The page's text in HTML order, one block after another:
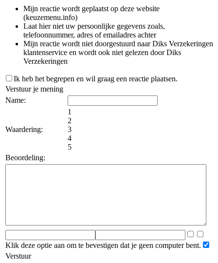
Mijn reactie wordt geplaatst op deze website
(keuzemenu.info)
Laat hier niet uw persoonlijke gegevens zoals,
telefoonnummer, adres of emailadres achter
Mijn reactie wordt niet doorgestuurd naar Diks Verzekeringen
klantenservice en wordt ook niet gelezen door Diks
Verzekeringen
Ik heb het begrepen en wil graag een reactie plaatsen.
Verstuur je mening
Name:
Waardering:
1
2
3
4
5
Beoordeling:
Klik deze optie aan om te bevestigen dat je geen computer bent.
Verstuur